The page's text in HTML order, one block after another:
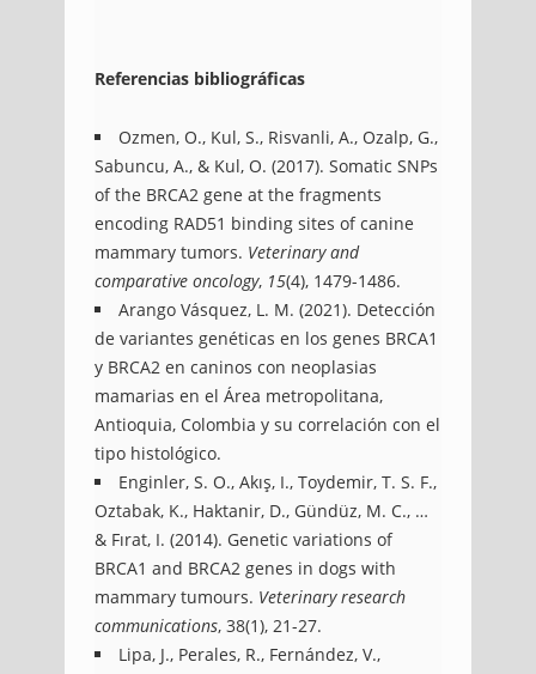
Referencias bibliográficas
Ozmen, O., Kul, S., Risvanli, A., Ozalp, G.,
Sabuncu, A., & Kul, O. (2017). Somatic SNPs
of the BRCA2 gene at the fragments
encoding RAD51 binding sites of canine
mammary tumors. Veterinary and
comparative oncology, 15(4), 1479-1486.
Arango Vásquez, L. M. (2021). Detección
de variantes genéticas en los genes BRCA1
y BRCA2 en caninos con neoplasias
mamarias en el Área metropolitana,
Antioquia, Colombia y su correlación con el
tipo histológico.
Enginler, S. O., Akış, I., Toydemir, T. S. F.,
Oztabak, K., Haktanir, D., Gündüz, M. C., …
& Fırat, I. (2014). Genetic variations of
BRCA1 and BRCA2 genes in dogs with
mammary tumours. Veterinary research
communications, 38(1), 21-27.
Lipa, J., Perales, R., Fernández, V.,